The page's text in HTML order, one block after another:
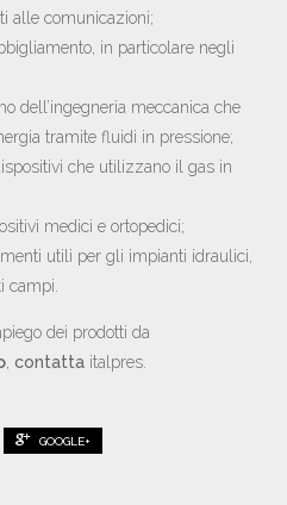
alle comunicazioni;
in particolare negli
dell’ingegneria meccanica che
tramite fluidi in pressione;
che utilizzano il gas in
medici e ortopedici;
utili per gli impianti idraulici,
campi.
dei prodotti da
contatta italpres.
GOOGLE+